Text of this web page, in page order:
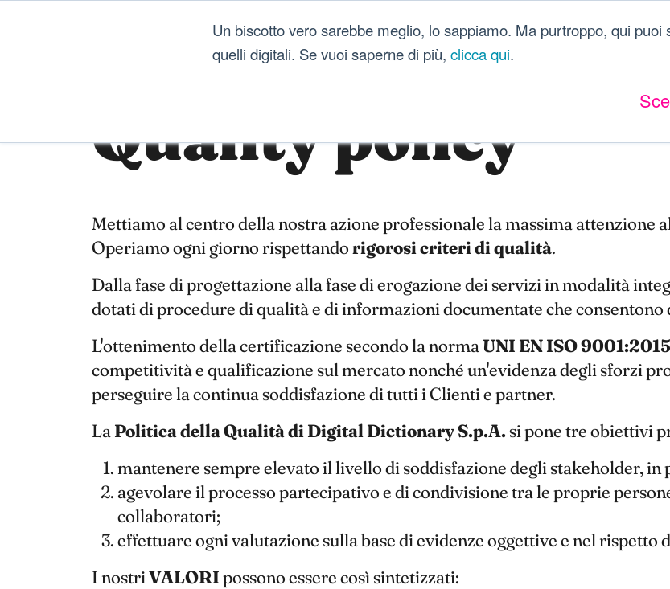
Un biscotto vero sarebbe meglio, lo sappiamo. Ma purtroppo, qui puoi
quelli digitali. Se vuoi saperne di più, clicca qui.
Quality policy
Mettiamo al centro della nostra azione professionale la massima attenzione
Operiamo ogni giorno rispettandorigorosi criteri di qualità.
Dalla fase di progettazione alla fase di erogazione dei servizi in modalità
dotati di procedure di qualità e di informazioni documentate che
L'ottenimento della certificazione secondo la normaUNI EN ISO 9001:2015
competitività e qualificazione sul mercato nonché un'evidenza degli sforzi
perseguire la continua soddisfazione di tutti i Clienti e partner.
LaPolitica della Qualità di Digital Dictionary S.p.A.si pone tre obiettivi
mantenere sempre elevato il livello di soddisfazione degli stakeholder,
agevolare il processo partecipativo e di condivisione tra le proprie
collaboratori;
effettuare ogni valutazione sulla base di evidenze oggettive e nel rispetto
I nostriVALORIpossono essere così sintetizzati: